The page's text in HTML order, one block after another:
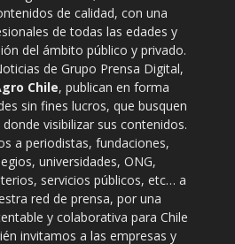
de calidad, con una
de todas las edades y
del ámbito público y privado.
de Grupo Prensa Digital,
Chile, publican en forma
sin fines lucros, que busquen
visibilizar sus contenidos.
a periodistas, fundaciones,
universidades, ONG,
servicios públicos, etc… a
red de prensa, por una
y colaborativa para Chile
invitamos a las empresas y